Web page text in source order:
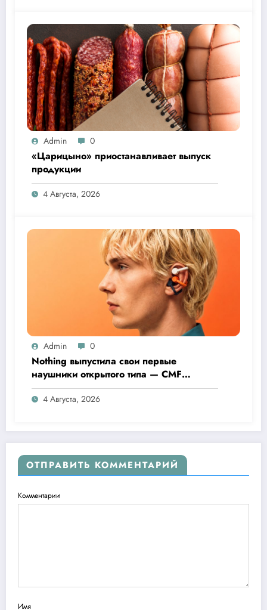
Admin 0
«Царицыно» приостанавливает выпуск
продукции
4 Августа, 2026
Admin 0
Nothing выпустила свои первые
наушники открытого типа — CMF
Clip Pro
4 Августа, 2026
ОТПРАВИТЬ КОММЕНТАРИЙ
Комментарии
Имя